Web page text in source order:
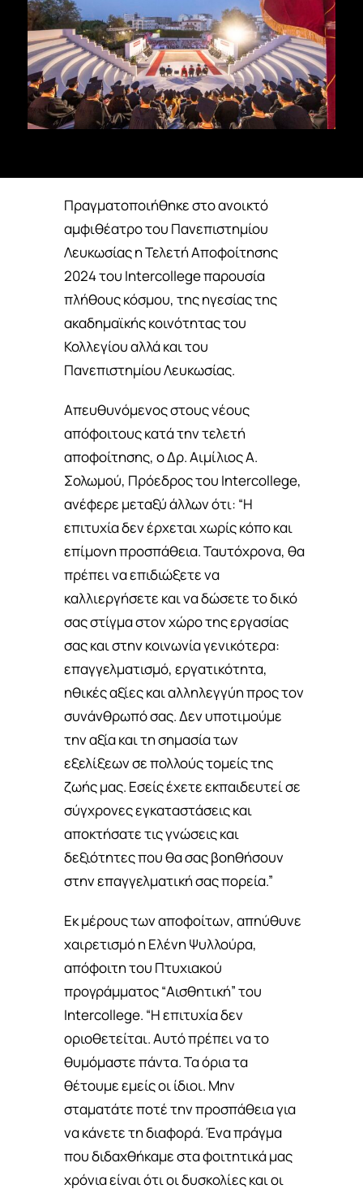
ERASMUS
ΑΝΑΚΑΛΎΨΤΕ
Πραγματοποιήθηκε στο ανοικτό
αμφιθέατρο του Πανεπιστημίου
Λευκωσίας η Τελετή Αποφοίτησης
2024 του Intercollege παρουσία
πλήθους κόσμου, της ηγεσίας της
ακαδημαϊκής κοινότητας του
Κολλεγίου αλλά και του
Πανεπιστημίου Λευκωσίας.
Απευθυνόμενος στους νέους
απόφοιτους κατά την τελετή
αποφοίτησης, ο Δρ. Αιμίλιος Α.
Σολωμού, Πρόεδρος του Intercollege,
ανέφερε μεταξύ άλλων ότι: “Η
επιτυχία δεν έρχεται χωρίς κόπο και
επίμονη προσπάθεια. Ταυτόχρονα, θα
πρέπει να επιδιώξετε να
καλλιεργήσετε και να δώσετε το δικό
σας στίγμα στον χώρο της εργασίας
σας και στην κοινωνία γενικότερα:
επαγγελματισμό, εργατικότητα,
ηθικές αξίες και αλληλεγγύη προς τον
συνάνθρωπό σας. Δεν υποτιμούμε
την αξία και τη σημασία των
εξελίξεων σε πολλούς τομείς της
ζωής μας. Εσείς έχετε εκπαιδευτεί σε
σύγχρονες εγκαταστάσεις και
αποκτήσατε τις γνώσεις και
δεξιότητες που θα σας βοηθήσουν
στην επαγγελματική σας πορεία.”
Εκ μέρους των αποφοίτων, απηύθυνε
χαιρετισμό η Ελένη Ψυλλούρα,
απόφοιτη του Πτυχιακού
προγράμματος “Αισθητική” του
Intercollege. “Η επιτυχία δεν
οριοθετείται. Αυτό πρέπει να το
θυμόμαστε πάντα. Τα όρια τα
θέτουμε εμείς οι ίδιοι. Μην
σταματάτε ποτέ την προσπάθεια για
να κάνετε τη διαφορά. Ένα πράγμα
που διδαχθήκαμε στα φοιτητικά μας
χρόνια είναι ότι οι δυσκολίες και οι